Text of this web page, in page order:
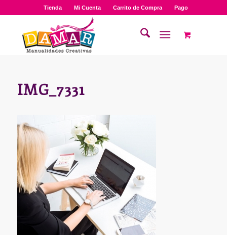
Tienda Mi Cuenta Carrito de Compra Pago
IMG_7331